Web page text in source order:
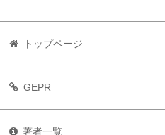
トップページ
GEPR
著者一覧